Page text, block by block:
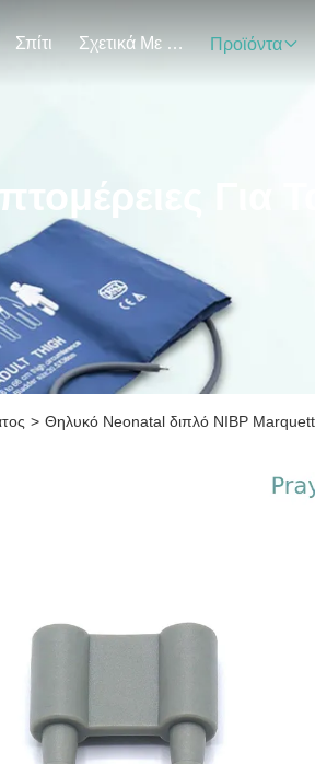
Σπίτι Σχετικά Με Εμάς Προϊόντα
Για
> Θηλυκό Neonatal διπλό NIBP